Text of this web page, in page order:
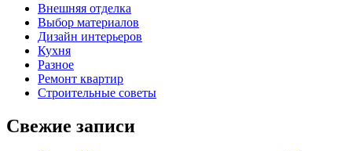
Внешняя отделка
Выбор материалов
Дизайн интерьеров
Кухня
Разное
Ремонт квартир
Строительные советы
Свежие записи